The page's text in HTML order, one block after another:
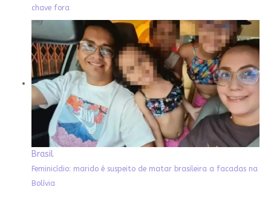
chave fora
Brasil
Feminicídio: marido é suspeito de matar brasileira a facadas na
Bolívia